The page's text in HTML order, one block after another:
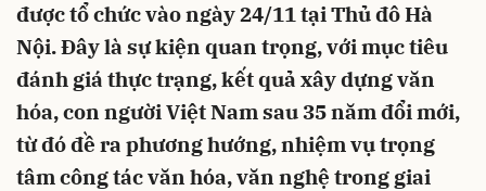
được tổ chức vào ngày 24/11 tại Thủ đô Hà
Nội. Đây là sự kiện quan trọng, với mục tiêu
đánh giá thực trạng, kết quả xây dựng văn
hóa, con người Việt Nam sau 35 năm đổi mới,
từ đó đề ra phương hướng, nhiệm vụ trọng
tâm công tác văn hóa, văn nghệ trong giai